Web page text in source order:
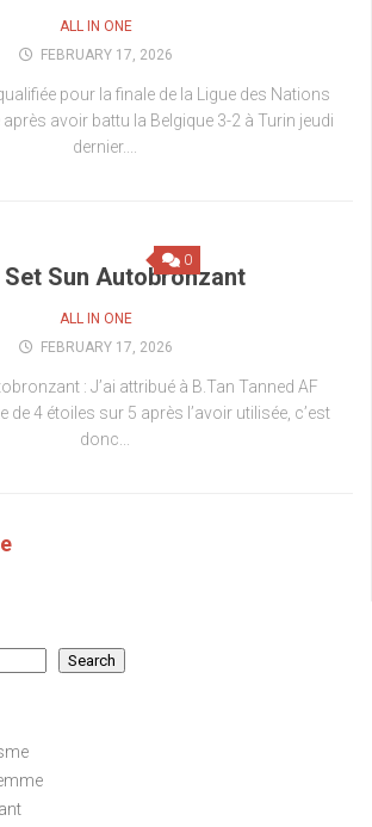
ALL IN ONE
FEBRUARY 17, 2026
qualifiée pour la finale de la Ligue des Nations
après avoir battu la Belgique 3-2 à Turin jeudi
dernier....
0
Sun Autobronzant
ALL IN ONE
FEBRUARY 17, 2026
: J’ai attribué à B.Tan Tanned AF
de 4 étoiles sur 5 après l’avoir utilisée, c’est
donc...
Search